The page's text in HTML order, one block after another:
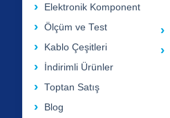
Elektronik Komponent
Ölçüm ve Test
Kablo Çeşitleri
İndirimli Ürünler
Toptan Satış
Blog